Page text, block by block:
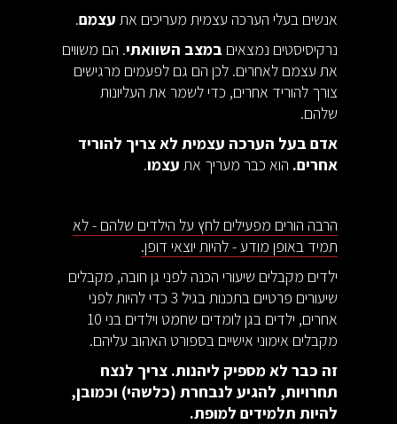
אנשים בעלי הערכה עצמית מעריכים את עצמם.
נרקיסיסטים נמצאים במצב השוואתי. הם משווים
את עצמם לאחרים. לכן הם גם לפעמים מרגישים
צורך להוריד אחרים, כדי לשמר את העליונות
שלהם.
אדם בעל הערכה עצמית לא צריך להוריד
אחרים. הוא כבר מעריך את עצמו.
הרבה הורים מפעילים לחץ על הילדים שלהם - לא
תמיד באופן מודע - להיות יוצאי דופן.
ילדים מקבלים שיעורי הכנה לפני גן חובה, מקבלים
שיעורים פרטיים בתכנות בגיל 3 כדי להיות לפני
אחרים, ילדים בגן לומדים שחמט וילדים בני 10
מקבלים אימוני אישיים בספורט האהוב עליהם.
זה כבר לא מספיק ליהנות. צריך לנצח
תחרויות, להגיע לנבחרת (כלשהי) וכמובן,
להיות תלמידים למופת.